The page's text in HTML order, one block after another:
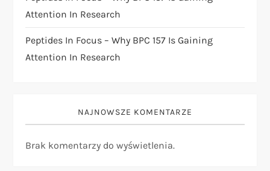
Attention In Research
Peptides In Focus – Why BPC 157 Is Gaining
Attention In Research
NAJNOWSZE KOMENTARZE
Brak komentarzy do wyświetlenia.